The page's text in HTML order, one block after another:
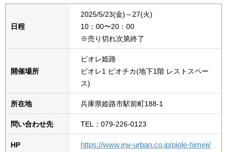
日程
2025/5/23(金)～27(火)
10：00〜20：00
※売り切れ次第終了
開催場所
ピオレ姫路
ピオレ1 ピオチカ(地下1階 レストスペー
ス)
所在地 兵庫県姫路市駅前町188-1
問い合わせ先 TEL：079-226-0123
HP https://www.jrw-urban.co.jp/piole-himeji/